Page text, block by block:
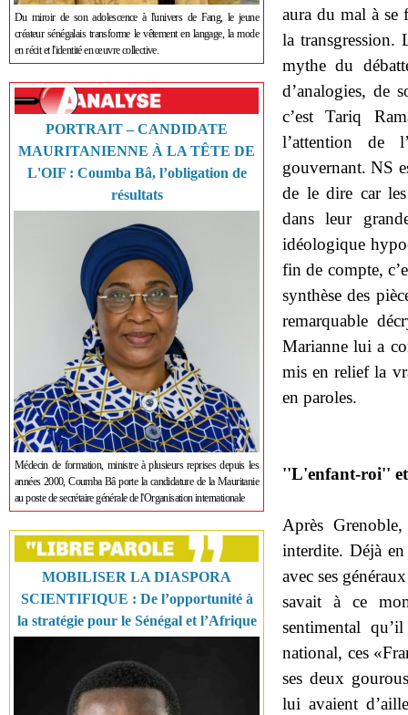
Du miroir de son adolescence à l'univers de Fang, le jeune
créateur sénégalais transforme le vêtement en langage, la mode
en récit et l'identité en œuvre collective.
PORTRAIT – CANDIDATE
MAURITANIENNE À LA TÊTE DE
L'OIF : Coumba Bâ, l’obligation de
résultats
Médecin de formation, ministre à plusieurs reprises depuis les
années 2000, Coumba Bâ porte la candidature de la Mauritanie
au poste de secrétaire générale de l'Organisation internationale
MOBILISER LA DIASPORA
SCIENTIFIQUE : De l’opportunité à
la stratégie pour le Sénégal et l’Afrique
aura du mal à se
la
mythe du
d’analogies, de
c’est Tariq
l’attention de
gouvernant. NS
de le dire car
dans leur
idéologique
fin de compte,
synthèse des
remarquable
Marianne lui a
mis en relief la
en paroles.
''L'enfant-roi'' et
Après
interdite. Déjà en
avec ses
savait à ce
sentimental
national, ces
ses deux
lui avaient